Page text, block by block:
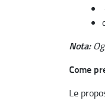
Nota:
Come
Le